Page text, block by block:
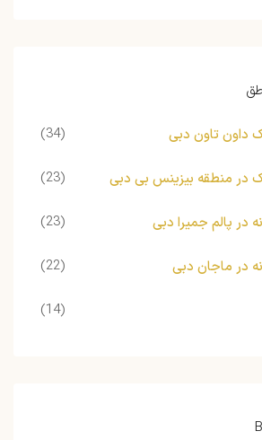
داون تاون دبی (34)
در منطقه بیزینس بی دبی (23)
در پالم جمیرا دبی (23)
در ماجان دبی (22)
(14)